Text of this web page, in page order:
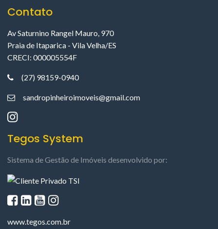
Contato
Av Saturnino Rangel Mauro, 970
Praia de Itaparica - Vila Velha/ES
CRECI: 000005554F
(27) 98159-0940
sandropinheiroimoveis@gmail.com
Tegos System
Sistema de Gestão de Imóveis desenvolvido por:
www.tegos.com.br